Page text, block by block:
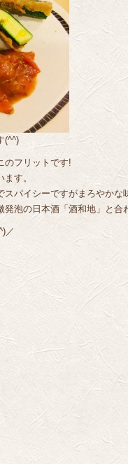
(^^)
のフリットです!
す。
パイシーですがまろやかな
発泡の日本酒「酒和地」と合
／